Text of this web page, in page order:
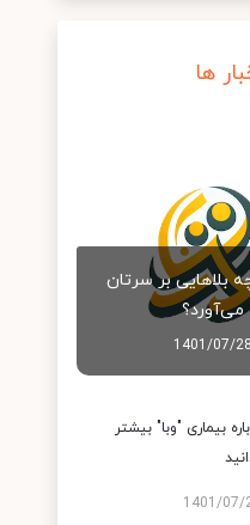
ها
بلاهایی بر سرتان
می‌آورد؟
1401/07/28
بیماری "وبا" بیشتر
1401/07/